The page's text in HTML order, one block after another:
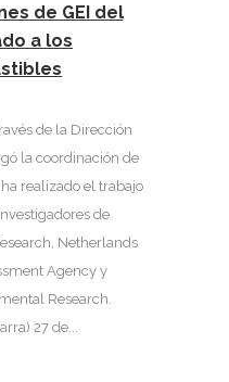
de GEI del
a los
de la Dirección
la coordinación de
realizado el trabajo
de
Netherlands
Agency y
Research.
27 de...